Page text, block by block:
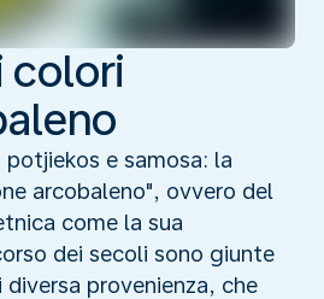
colori
e samosa: la
arcobaleno", ovvero del
come la sua
dei secoli sono giunte
diversa provenienza, che